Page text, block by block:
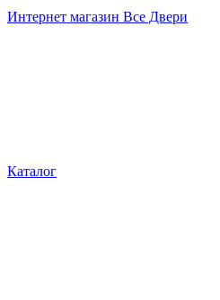
Интернет магазин Все Двери
Каталог